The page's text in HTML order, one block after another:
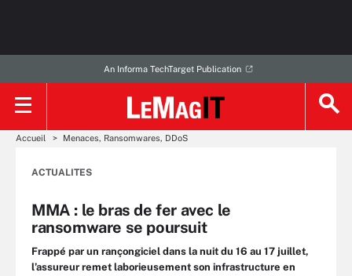
An Informa TechTarget Publication
Accueil Menaces, Ransomwares, DDoS
ACTUALITES
MMA : le bras de fer avec le
ransomware se poursuit
Frappé par un rançongiciel dans la nuit du 16 au 17 juillet,
l’assureur remet laborieusement son infrastructure en